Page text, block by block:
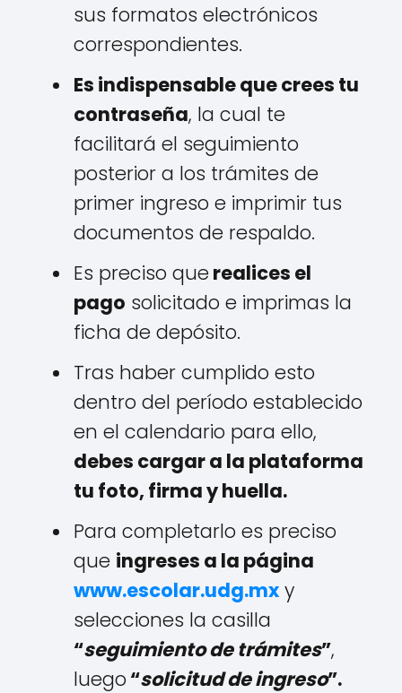
sus formatos electrónicos
correspondientes.
Es indispensable que crees tu
contraseña, la cual te
facilitará el seguimiento
posterior a los trámites de
primer ingreso e imprimir tus
documentos de respaldo.
Es preciso querealices el
pago solicitado e imprimas la
ficha de depósito.
Tras haber cumplido esto
dentro del período establecido
en el calendario para ello,
debes cargar a la plataforma
tu foto, firma y huella.
Para completarlo es preciso
que ingreses a la página
www.escolar.udg.mx y
selecciones la casilla
“seguimiento de trámites”,
luego “solicitud de ingreso”.